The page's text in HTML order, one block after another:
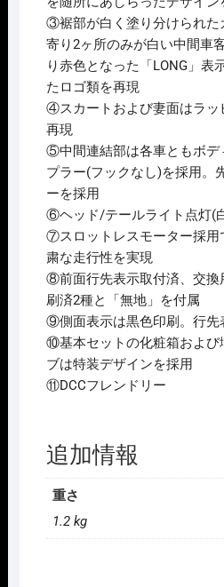
6
両
増
結
ｾ
ｯ
ﾄ
個
③裾部が白く塗り分けられた
寄り2ヶ所のみが白い中間車
り赤色となった「LONG」表
たロゴ類を再現
④スカートおよび妻面はラッ
再現
⑤中間連結部は各車ともボデ
プラー(フックなし)を採用。
ーを採用
⑥ヘッド/テールライト点灯(
⑦スロットレスモーター採用
粛な走行性を実現
⑧前面行先表示取付済、交換
刷済2種と「無地」を付属
⑨側面表示は黒色印刷。行先
⑩基本セットの化粧箱および
ブは特装デザインを採用
⑪DCCフレンドリー
追加情報
重さ
1.2 kg